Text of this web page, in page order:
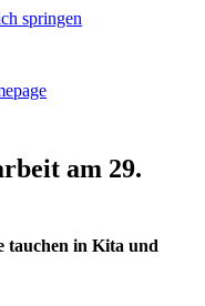
springen
am 29.
tauchen in Kita und